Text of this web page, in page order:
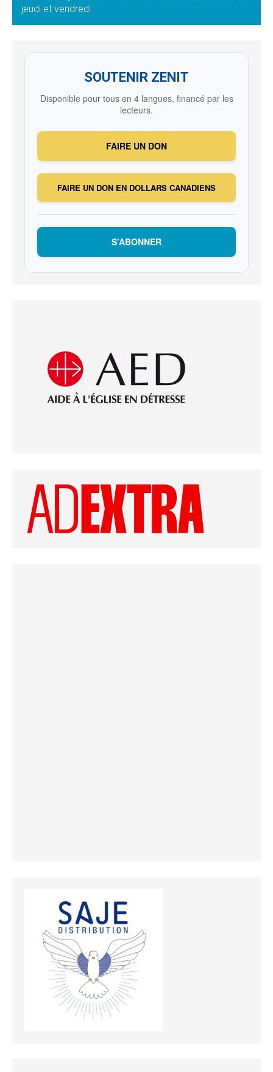
jeudi et vendredi
SOUTENIR ZENIT
Disponible pour tous en 4 langues, financé par les
lecteurs.
FAIRE UN DON
FAIRE UN DON EN DOLLARS CANADIENS
S’ABONNER